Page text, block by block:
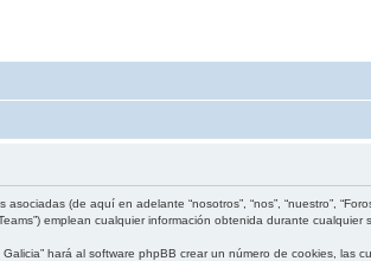
(de aquí en adelante “nosotros”, “nos”, “nuestro”,
emplean cualquier información obtenida durante
hará al software phpBB crear un número de cookies,